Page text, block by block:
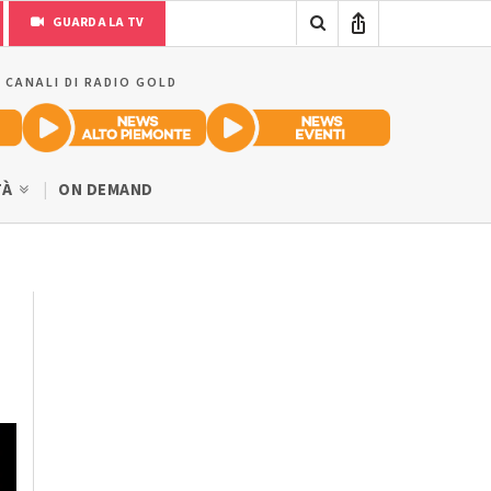
GUARDA LA TV
DI RADIO GOLD
ON DEMAND